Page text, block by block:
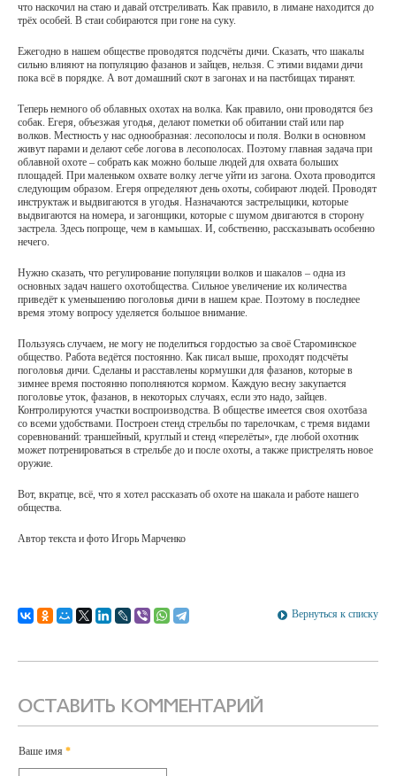
что наскочил на стаю и давай отстреливать. Как правило, в лимане находится до
трёх особей. В стаи собираются при гоне на суку.
Ежегодно в нашем обществе проводятся подсчёты дичи. Сказать, что шакалы
сильно влияют на популяцию фазанов и зайцев, нельзя. С этими видами дичи
пока всё в порядке. А вот домашний скот в загонах и на пастбищах тиранят.
Теперь немного об облавных охотах на волка. Как правило, они проводятся без
собак. Егеря, объезжая угодья, делают пометки об обитании стай или пар
волков. Местность у нас однообразная: лесополосы и поля. Волки в основном
живут парами и делают себе логова в лесополосах. Поэтому главная задача при
облавной охоте – собрать как можно больше людей для охвата больших
площадей. При маленьком охвате волку легче уйти из загона. Охота проводится
следующим образом. Егеря определяют день охоты, собирают людей. Проводят
инструктаж и выдвигаются в угодья. Назначаются застрельщики, которые
выдвигаются на номера, и загонщики, которые с шумом двигаются в сторону
застрела. Здесь попроще, чем в камышах. И, собственно, рассказывать особенно
нечего.
Нужно сказать, что регулирование популяции волков и шакалов – одна из
основных задач нашего охотобщества. Сильное увеличение их количества
приведёт к уменьшению поголовья дичи в нашем крае. Поэтому в последнее
время этому вопросу уделяется большое внимание.
Пользуясь случаем, не могу не поделиться гордостью за своё Староминское
общество. Работа ведётся постоянно. Как писал выше, проходят подсчёты
поголовья дичи. Сделаны и расставлены кормушки для фазанов, которые в
зимнее время постоянно пополняются кормом. Каждую весну закупается
поголовье уток, фазанов, в некоторых случаях, если это надо, зайцев.
Контролируются участки воспроизводства. В обществе имеется своя охотбаза
со всеми удобствами. Построен стенд стрельбы по тарелочкам, с тремя видами
соревнований: траншейный, круглый и стенд «перелёты», где любой охотник
может потренироваться в стрельбе до и после охоты, а также пристрелять новое
оружие.
Вот, вкратце, всё, что я хотел рассказать об охоте на шакала и работе нашего
общества.
Автор текста и фото Игорь Марченко
Вернуться к списку
ОСТАВИТЬ КОММЕНТАРИЙ
Ваше имя *